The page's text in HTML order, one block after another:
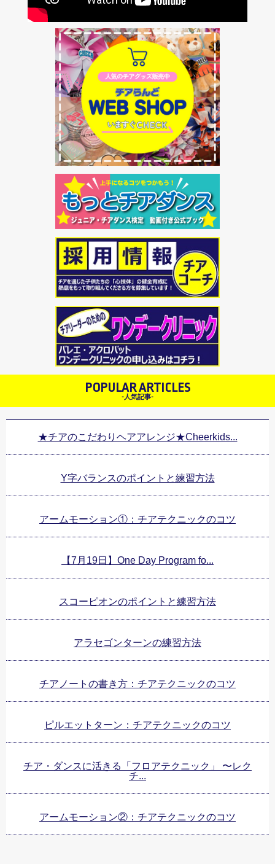
POPULAR ARTICLES
-人気記事-
★チアのこだわりヘアアレンジ★Cheerkids...
Y字バランスのポイントと練習方法
アームモーション①：チアテクニックのコツ
【7月19日】One Day Program fo...
スコーピオンのポイントと練習方法
アラセゴンターンの練習方法
チアノートの書き方：チアテクニックのコツ
ピルエットターン：チアテクニックのコツ
チア・ダンスに活きる「フロアテクニック」 〜レク
チ...
アームモーション②：チアテクニックのコツ